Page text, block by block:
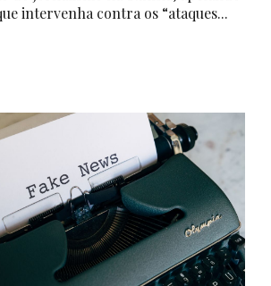
intervenha contra os “ataques...